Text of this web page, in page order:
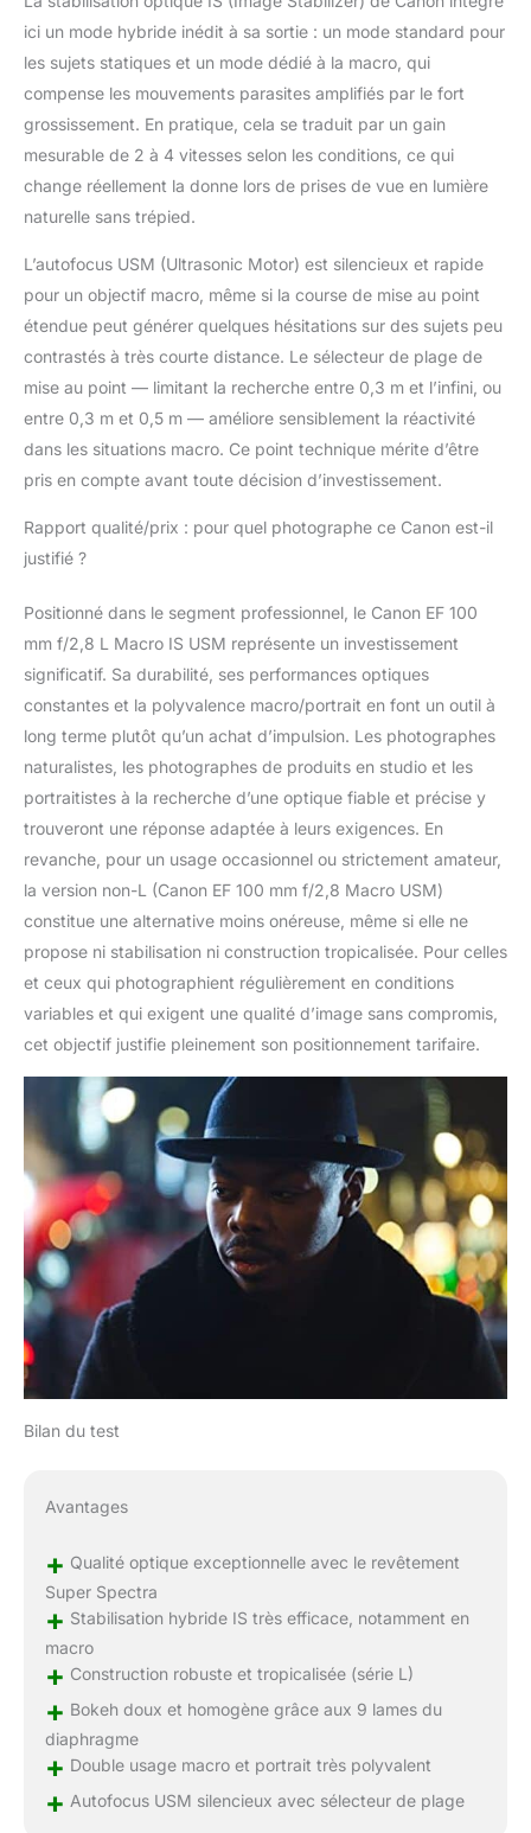
ici un mode hybride inédit à sa sortie : un mode standard pour
les sujets statiques et un mode dédié à la macro, qui
compense les mouvements parasites amplifiés par le fort
grossissement. En pratique, cela se traduit par un gain
mesurable de 2 à 4 vitesses selon les conditions, ce qui
change réellement la donne lors de prises de vue en lumière
naturelle sans trépied.
L’autofocus USM (Ultrasonic Motor) est silencieux et rapide
pour un objectif macro, même si la course de mise au point
étendue peut générer quelques hésitations sur des sujets peu
contrastés à très courte distance. Le sélecteur de plage de
mise au point — limitant la recherche entre 0,3 m et l’infini, ou
entre 0,3 m et 0,5 m — améliore sensiblement la réactivité
dans les situations macro. Ce point technique mérite d’être
pris en compte avant toute décision d’investissement.
Rapport qualité/prix : pour quel photographe ce Canon est-il
justifié ?
Positionné dans le segment professionnel, le Canon EF 100
mm f/2,8 L Macro IS USM représente un investissement
significatif. Sa durabilité, ses performances optiques
constantes et la polyvalence macro/portrait en font un outil à
long terme plutôt qu’un achat d’impulsion. Les photographes
naturalistes, les photographes de produits en studio et les
portraitistes à la recherche d’une optique fiable et précise y
trouveront une réponse adaptée à leurs exigences. En
revanche, pour un usage occasionnel ou strictement amateur,
la version non-L (Canon EF 100 mm f/2,8 Macro USM)
constitue une alternative moins onéreuse, même si elle ne
propose ni stabilisation ni construction tropicalisée. Pour celles
et ceux qui photographient régulièrement en conditions
variables et qui exigent une qualité d’image sans compromis,
cet objectif justifie pleinement son positionnement tarifaire.
Bilan du test
Avantages
+ Qualité optique exceptionnelle avec le revêtement
Super Spectra
+ Stabilisation hybride IS très efficace, notamment en
macro
+ Construction robuste et tropicalisée (série L)
+ Bokeh doux et homogène grâce aux 9 lames du
diaphragme
+ Double usage macro et portrait très polyvalent
+ Autofocus USM silencieux avec sélecteur de plage